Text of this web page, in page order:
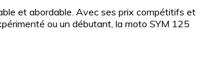
et abordable. Avec ses prix compétitifs et
ou un débutant, la moto SYM 125